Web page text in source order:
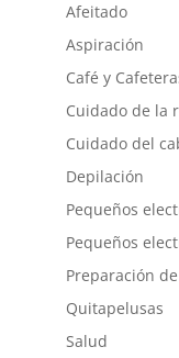
Afeitado
Aspiración
Café y
Cuidado de la
Cuidado del
Depilación
Pequeños
Pequeños
Preparación
Quitapelusas
Salud